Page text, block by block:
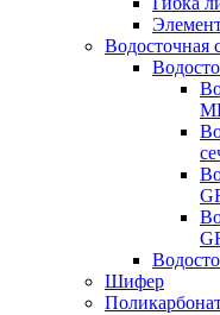
Водосточная
Шифер